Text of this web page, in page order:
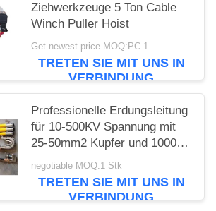
Ziehwerkzeuge 5 Ton Cable
Winch Puller Hoist
Get newest price MOQ:PC 1
TRETEN SIE MIT UNS IN
VERBINDUNG
Professionelle Erdungsleitung
für 10-500KV Spannung mit
25-50mm2 Kupfer und 1000-
5500mm Gesamtlänge für
sichere elektrische Erdung
negotiable MOQ:1 Stk
TRETEN SIE MIT UNS IN
VERBINDUNG